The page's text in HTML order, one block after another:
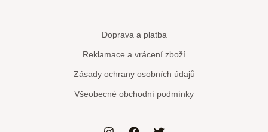
Doprava a platba
Reklamace a vrácení zboží
Zásady ochrany osobních údajů
Všeobecné obchodní podmínky